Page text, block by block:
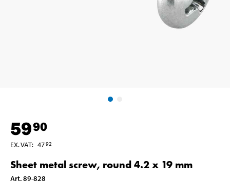
5990
EX. VAT: 4792
Sheet metal screw, round 4.2 x 19 mm
Art.89-828